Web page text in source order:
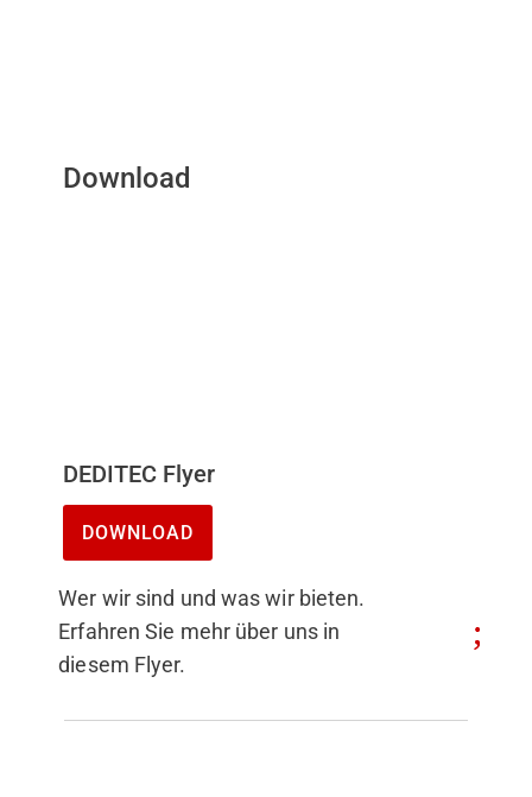
Download
DEDITEC Flyer
DOWNLOAD
Wer wir sind und was wir bieten.
Erfahren Sie mehr über uns in
diesem Flyer.